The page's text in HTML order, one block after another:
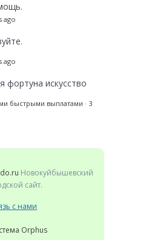
ago
ago
фортуна искусство
быстрыми выплатами · 3
Новокуйбышевский
сайт.
с нами